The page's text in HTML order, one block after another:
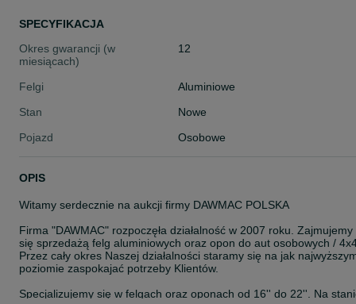
SPECYFIKACJA
Okres gwarancji (w
miesiącach)
12
Felgi
Aluminiowe
Stan
Nowe
Pojazd
Osobowe
OPIS
Witamy serdecznie na aukcji firmy DAWMAC POLSKA
Firma "DAWMAC" rozpoczęła działalność w 2007 roku. Zajmujemy
się sprzedażą felg aluminiowych oraz opon do aut osobowych /
Przez cały okres Naszej działalności staramy się na jak
poziomie zaspokajać potrzeby Klientów.
Specjalizujemy się w felgach oraz oponach od 16'' do 22''. Na